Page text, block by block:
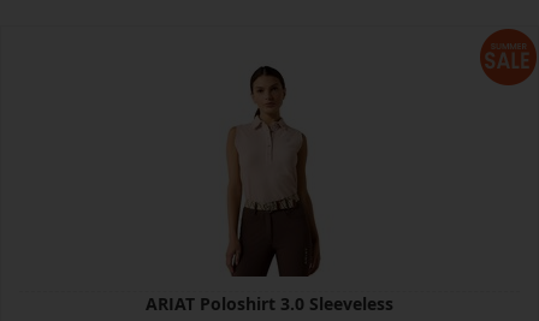
ARIAT Poloshirt 3.0 Sleeveless